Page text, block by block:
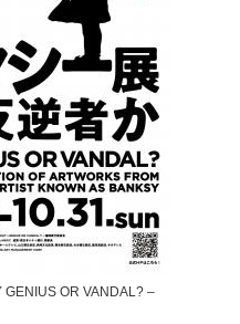
OR VANDAL? –